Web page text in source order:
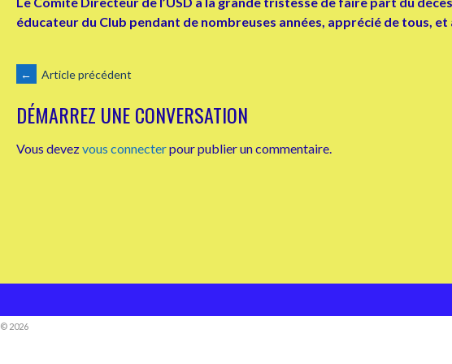
éducateur du Club pendant de nombreuses années, apprécié de tous,
NAVIGATION
DES
← Article précédent
DÉMARREZ UNE CONVERSATION
Vous devezvous connecterpour publier un commentaire.
© 2026